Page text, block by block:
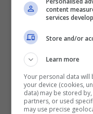
adeguata il loro
degli uffici
un’agibilità
sindaco
Consiglio
content
services
Store and/or
Learn more
Your personal data
your device (cookies,
data) may be stored
partners, or used
may use precise